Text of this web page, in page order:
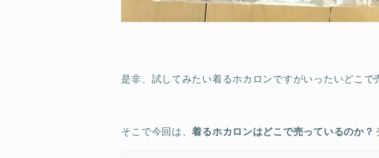
是非、試してみたい着るホカロンですがいったいどこで
そこで今回は、着るホカロンはどこで売っているのか？